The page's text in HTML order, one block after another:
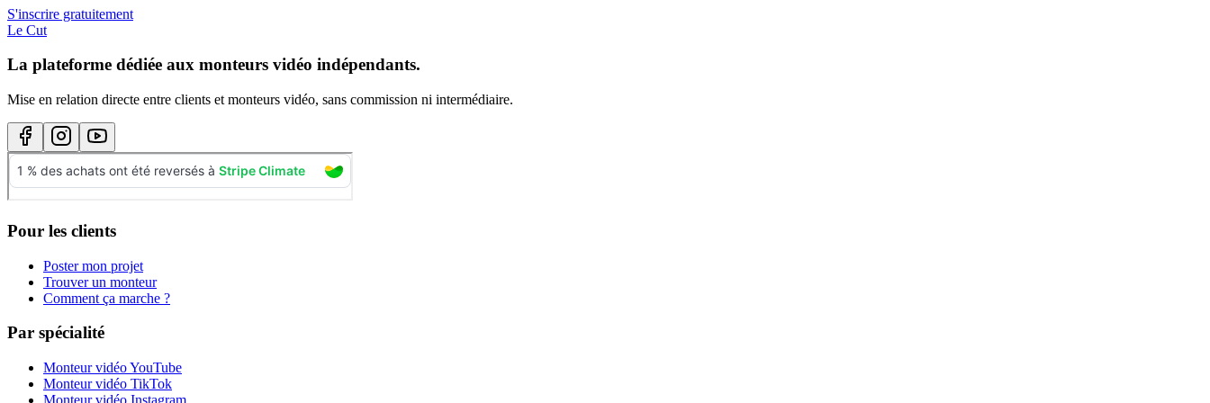
S'inscrire gratuitement
Le Cut
La plateforme dédiée aux monteurs vidéo indépendants.
Mise en relation directe entre clients et monteurs vidéo, sans commission ni intermédiaire.
Pour les clients
Poster mon projet
Trouver un monteur
Comment ça marche ?
Par spécialité
Monteur vidéo YouTube
Monteur vidéo TikTok
Monteur vidéo Instagram